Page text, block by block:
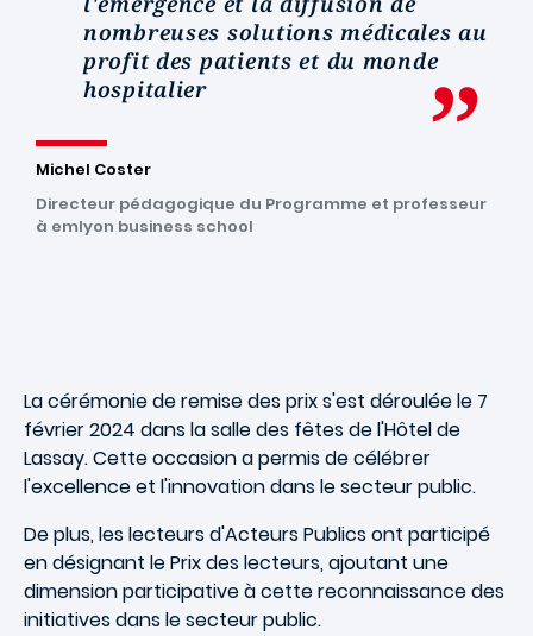
nombreuses solutions médicales au
profit des patients et du monde
hospitalier
Michel Coster
Directeur pédagogique du Programme et professeur
à emlyon business school
La cérémonie de remise des prix s'est déroulée le 7
février 2024 dans la salle des fêtes de l'Hôtel de
Lassay. Cette occasion a permis de célébrer
l'excellence et l'innovation dans le secteur public.
De plus, les lecteurs d'Acteurs Publics ont participé
en désignant le Prix des lecteurs, ajoutant une
dimension participative à cette reconnaissance des
initiatives dans le secteur public.